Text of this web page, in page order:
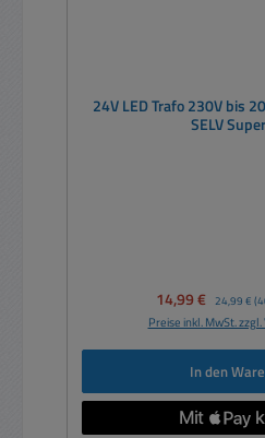
24V LED Trafo 230V bis
SELV
Verkaufspreis:
14,99 € Regulärer
24,99 €
Preise inkl. MwSt.
In den